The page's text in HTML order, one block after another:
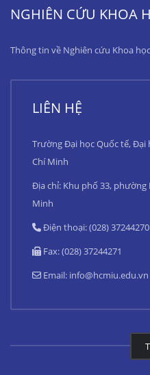
NGHIÊN CỨU KHOA
Thông tin về Nghiên cứu Khoa học
LIÊN HỆ
Trường Đại học Quốc tế, Đại
Chí Minh
Địa chỉ: Khu phố 33,
Minh
Điện thoại: (028) 37244270
Fax: (028) 37244271
Email: info@hcmiu.edu.vn